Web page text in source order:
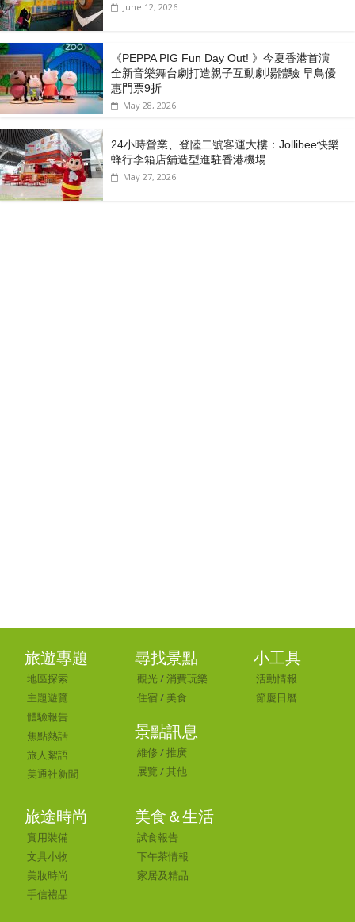
June 12, 2026
《PEPPA PIG Fun Day Out! 》今夏香港首演
全新音樂舞台劇打造親子互動劇場體驗 早鳥優
惠門票9折
May 28, 2026
24小時營業、登陸二號客運大樓：Jollibee快樂
蜂行李箱店舖造型進駐香港機場
May 27, 2026
旅遊專題
地區探索
主題遊覽
體驗報告
焦點熱話
旅人絮語
美通社新聞
尋找景點
觀光 /消費玩樂
住宿 / 美食
景點訊息
維修 /推廣
展覽 /其他
小工具
活動情報
節慶日曆
旅途時尚
實用裝備
文具小物
美妝時尚
手信禮品
美食＆生活
試食報告
下午茶情報
家居及精品